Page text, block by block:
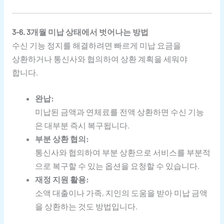
3-6. 3개월 미납 상태에서 벗어나는 방법
수신 기능 정지를 해결하려면 빠르게 미납 요금을
상환하거나 통신사와 협의하여 상환 계획을 세워야
합니다.
완납:
미납된 금액과 연체료를 전액 상환하면 수신 기능
은 대부분 즉시 복구됩니다.
부분 상환 협의:
통신사와 협의하여 부분 상환으로 서비스를 부분적
으로 복구할 수 있는 옵션을 요청할 수 있습니다.
재정 지원 활용:
소액 대출이나 가족, 지인의 도움을 받아 미납 금액
을 상환하는 것도 방법입니다.